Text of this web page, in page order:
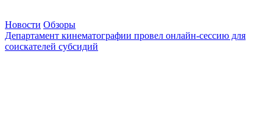
Новости Обзоры
Департамент кинематографии провел онлайн-сессию для
соискателей субсидий